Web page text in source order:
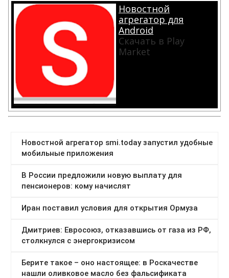
Новостной
агрегатор для
Android
Скачать в Play
Market